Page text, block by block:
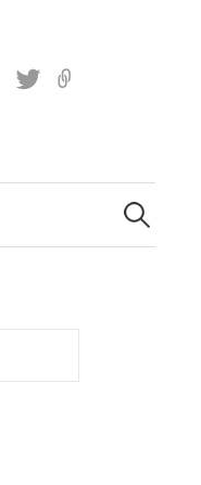
Twitter
検
索: